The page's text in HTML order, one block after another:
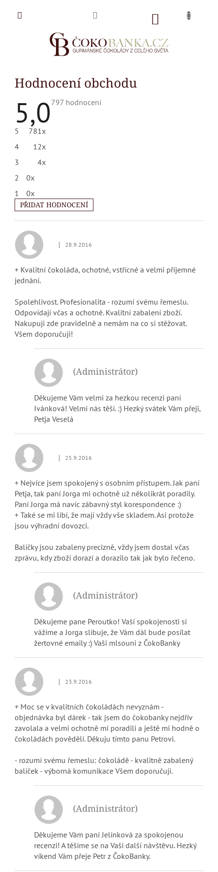
NÁKUPNÍ
Hodnocení obchodu
5,0 Průměrné
797 hodnocení
5
781x
4
12x
3
4x
2
0x
1
0x
PŘIDAT HODNOCENÍ
V
p
i
h
o
n
o
c
e
Hodnocení obchodu je 5 z 5 hvězdiček.
| 28.9.2016
+ Kvalitní čokoláda, ochotné, vstřícné a velmi příjemné
jednání.
Spolehlivost. Profesionalita - rozumí svému řemeslu.
Odpovídají včas a ochotně. Kvalitní zabalení zboží.
Nakupuji zde pravidelně a nemám na co si stěžovat.
Všem doporučuji!
(Administrátor)
Děkujeme Vám velmi za hezkou recenzi paní
Ivánková! Velmi nás těší. :) Hezký svátek Vám přeji,
Petja Veselá
Hodnocení obchodu je 5 z 5 hvězdiček.
| 25.9.2016
+ Nejvíce jsem spokojený s osobním přístupem. Jak paní
Petja, tak paní Jorga mi ochotně už několikrát poradily.
Paní Jorga má navíc zábavný styl korespondence :)
+ Také se mi líbí, že mají vždy vše skladem. Asi protože
jsou výhradní dovozci.
Balíčky jsou zabaleny precizně, vždy jsem dostal včas
zprávu, kdy zboží dorazí a dorazilo tak jak bylo řečeno.
(Administrátor)
Děkujeme pane Peroutko! Vaší spokojenosti si
vážíme a Jorga slibuje, že Vám dál bude posílat
žertovné emaily :) Vaši mlsouni z ČokoBanky
Hodnocení obchodu je 5 z 5 hvězdiček.
| 23.9.2016
+ Moc se v kvalitních čokoládách nevyznám -
objednávka byl dárek - tak jsem do čokobanky nejdřív
zavolala a velmi ochotně mi poradili a ještě mi hodně o
čokoládách pověděli. Děkuju tímto panu Petrovi.
- rozumí svému řemeslu: čokoládě - kvalitně zabalený
balíček - výborná komunikace Všem doporučuji.
(Administrátor)
Děkujeme Vám paní Jelínková za spokojenou
recenzi! A těšíme se na Vaši další návštěvu. Hezký
víkend Vám přeje Petr z ČokoBanky.